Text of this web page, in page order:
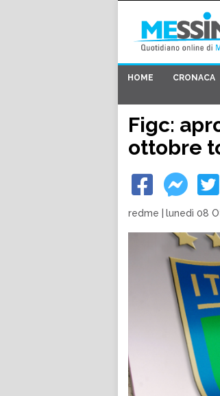
HOME CRONACA
Figc:
ottobre
redme lunedì 08